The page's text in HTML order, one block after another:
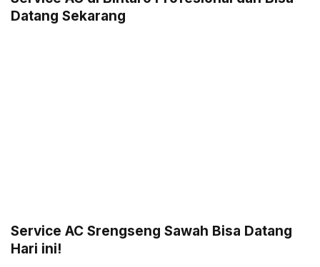
Datang Sekarang
Service AC Srengseng Sawah Bisa Datang
Hari ini!